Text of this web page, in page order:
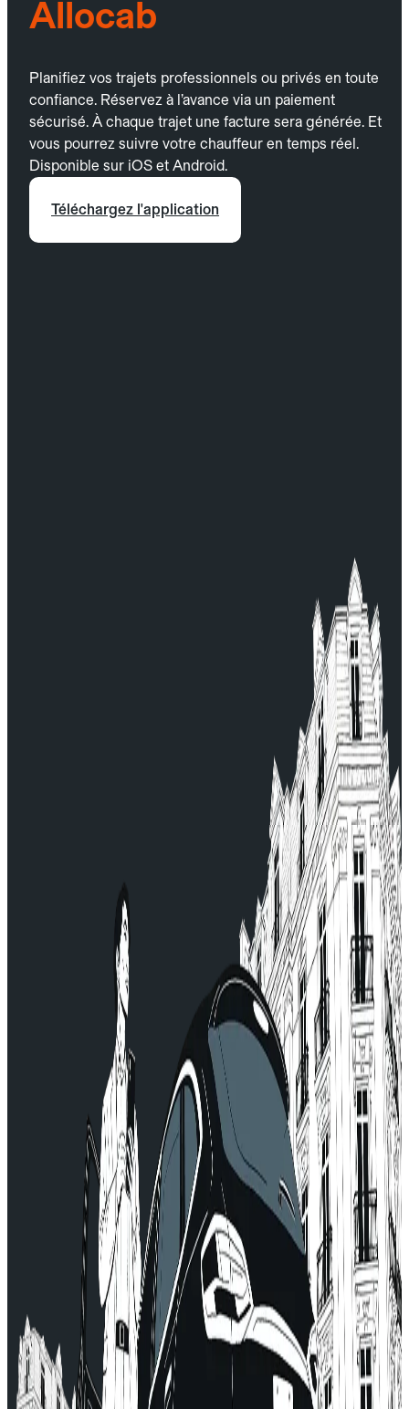
Allocab
Planifiez vos trajets professionnels ou privés en toute
confiance. Réservez à l’avance via un paiement
sécurisé. À chaque trajet une facture sera générée. Et
vous pourrez suivre votre chauffeur en temps réel.
Disponible sur iOS et Android.
Téléchargez l'application